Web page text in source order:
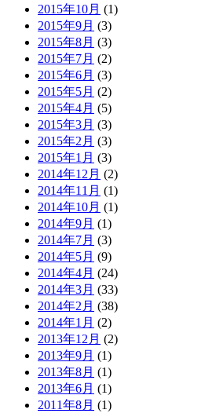
2015年10月 (1)
2015年9月 (3)
2015年8月 (3)
2015年7月 (2)
2015年6月 (3)
2015年5月 (2)
2015年4月 (5)
2015年3月 (3)
2015年2月 (3)
2015年1月 (3)
2014年12月 (2)
2014年11月 (1)
2014年10月 (1)
2014年9月 (1)
2014年7月 (3)
2014年5月 (9)
2014年4月 (24)
2014年3月 (33)
2014年2月 (38)
2014年1月 (2)
2013年12月 (2)
2013年9月 (1)
2013年8月 (1)
2013年6月 (1)
2011年8月 (1)